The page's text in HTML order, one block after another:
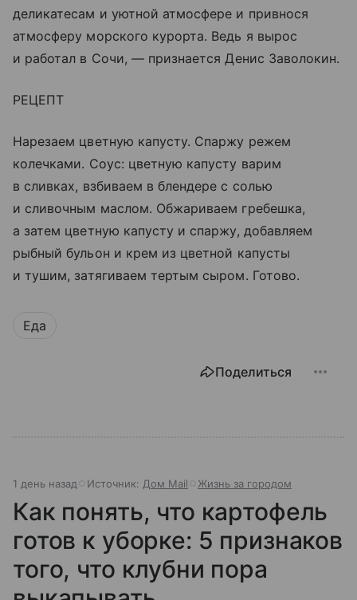
деликатесам и уютной атмосфере и привнося
атмосферу морского курорта. Ведь я вырос
и работал в Сочи, — признается Денис Заволокин.
РЕЦЕПТ
Нарезаем цветную капусту. Спаржу режем
колечками. Соус: цветную капусту варим
в сливках, взбиваем в блендере с солью
и сливочным маслом. Обжариваем гребешка,
а затем цветную капусту и спаржу, добавляем
рыбный бульон и крем из цветной капусты
и тушим, затягиваем тертым сыром. Готово.
Еда
Поделиться
1 день назад Источник: Дом Mail Жизнь за городом
Как понять, что картофель
готов к уборке: 5 признаков
того, что клубни пора